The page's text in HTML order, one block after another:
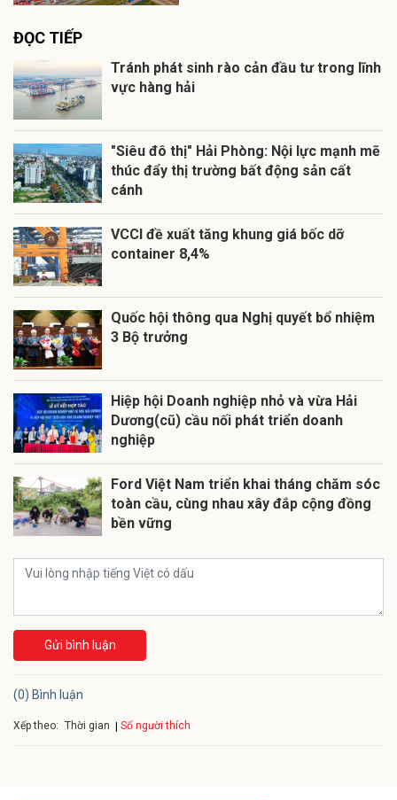
ĐỌC TIẾP
Tránh phát sinh rào cản đầu tư trong lĩnh
vực hàng hải
"Siêu đô thị" Hải Phòng: Nội lực mạnh mẽ
thúc đẩy thị trường bất động sản cất
cánh
VCCI đề xuất tăng khung giá bốc dỡ
container 8,4%
Quốc hội thông qua Nghị quyết bổ nhiệm
3 Bộ trưởng
Hiệp hội Doanh nghiệp nhỏ và vừa Hải
Dương(cũ) cầu nối phát triển doanh
nghiệp
Ford Việt Nam triển khai tháng chăm sóc
toàn cầu, cùng nhau xây đắp cộng đồng
bền vững
Gửi bình luận
(0) Bình luận
Xếp theo: Thời gian Số người thích